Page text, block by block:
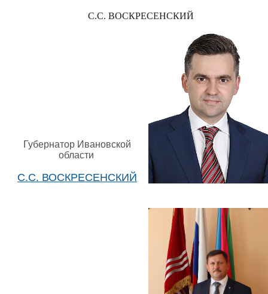
С.С. ВОСКРЕСЕНСКИЙ
Губернатор Ивановской
области
С.С. ВОСКРЕСЕНСКИЙ